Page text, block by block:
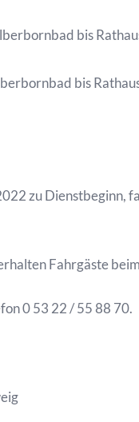
bis
bis
zu Dienstbeginn,
Fahrgäste
0 53 22 / 55 88 70.